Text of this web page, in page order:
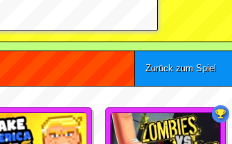
Zurück zum Spiel